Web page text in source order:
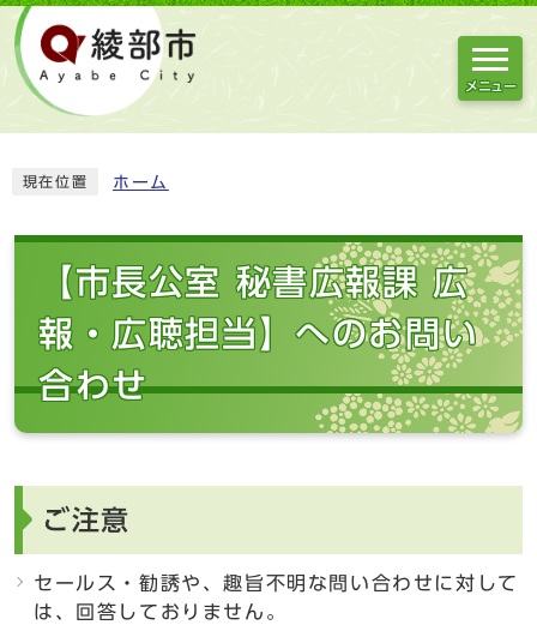
メニュー
現在位置 ホーム
【市長公室 秘書広報課 広
報・広聴担当】へのお問い
合わせ
ご注意
セールス・勧誘や、趣旨不明な問い合わせに対して
は、回答しておりません。